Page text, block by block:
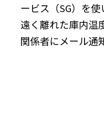
ービス（SG）を
遠く離れた庫内温
関係者にメール通